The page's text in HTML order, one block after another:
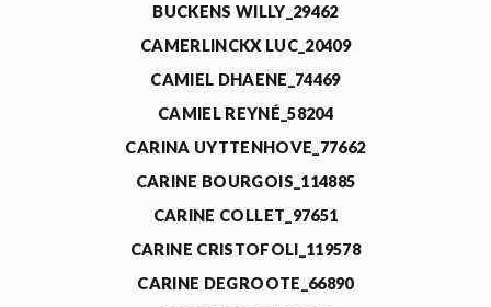
BUCKENS WILLY_29462
CAMERLINCKX LUC_20409
CAMIEL DHAENE_74469
CAMIEL REYNÉ_58204
CARINA UYTTENHOVE_77662
CARINE BOURGOIS_114885
CARINE COLLET_97651
CARINE CRISTOFOLI_119578
CARINE DEGROOTE_66890